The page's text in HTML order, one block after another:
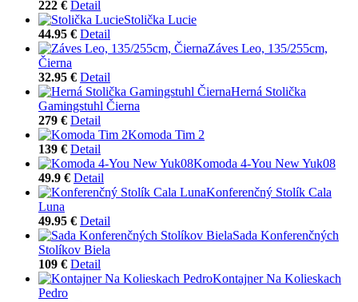
222 € Detail
Stolička Lucie
44.95 € Detail
Záves Leo, 135/255cm,
Čierna
32.95 € Detail
Herná Stolička
Gamingstuhl Čierna
279 € Detail
Komoda Tim 2
139 € Detail
Komoda 4-You New Yuk08
49.9 € Detail
Konferenčný Stolík Cala
Luna
49.95 € Detail
Sada Konferenčných
Stolíkov Biela
109 € Detail
Kontajner Na Kolieskach
Pedro